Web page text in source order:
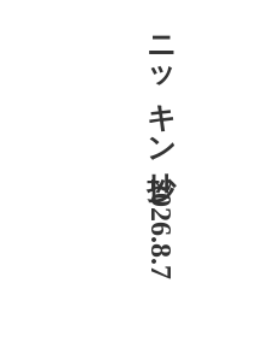
ニッキン抄 2026.8.7